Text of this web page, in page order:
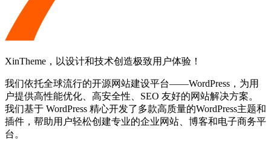
XinTheme，以设计和技术创造极致用户体验！
我们依托全球流行的开源网站建设平台——WordPress，为用
户提供高性能优化、高安全性、SEO 友好的网站解决方案。
我们基于 WordPress 精心开发了多款高质量的WordPress主题和
插件，帮助用户轻松创建专业的企业网站、博客和电子商务平
台。